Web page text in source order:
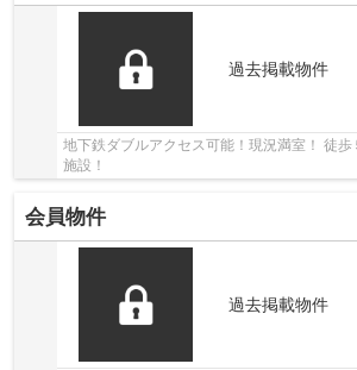
過去掲載物件
地下鉄ダブルアクセス可能！現況満室！ 徒
施設！
会員物件
過去掲載物件